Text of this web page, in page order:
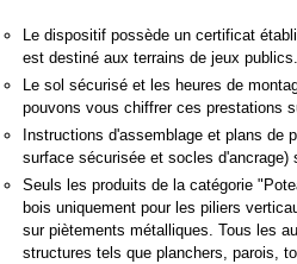
Le dispositif possède un certificat
est destiné aux terrains de jeux publics.
Le sol sécurisé et les heures de
pouvons vous chiffrer ces prestations
Instructions d'assemblage et plans de
surface sécurisée et socles d'ancrage)
Seuls les produits de la catégorie
bois uniquement pour les piliers
sur piètements métalliques. Tous les
structures tels que planchers, parois,